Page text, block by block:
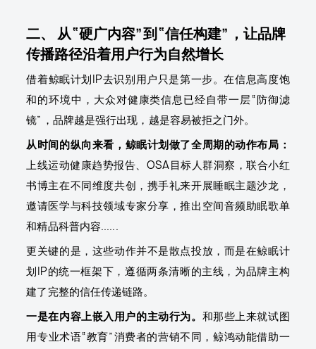
二、 从“硬广内容”到“信任构建”，让品牌
传播路径沿着用户行为自然增长
借着鲸眠计划IP去识别用户只是第一步。在信息高度饱
和的环境中，大众对健康类信息已经自带一层“防御滤
镜”，品牌越是强行出现，越是容易被拒之门外。
从时间的纵向来看，鲸眠计划做了全周期的动作布局：
上线运动健康趋势报告、OSA目标人群洞察，联合小红
书博主在不同维度共创，携手礼来开展睡眠主题沙龙，
邀请医学与科技领域专家分享，推出空间音频助眠歌单
和精品科普内容......
更关键的是，这些动作并不是散点投放，而是在鲸眠计
划IP的统一框架下，遵循两条清晰的主线，为品牌主构
建了完整的信任传递链路。
一是在内容上嵌入用户的主动行为。 和那些上来就试图
用专业术语“教育”消费者的营销不同，鲸鸿动能借助一